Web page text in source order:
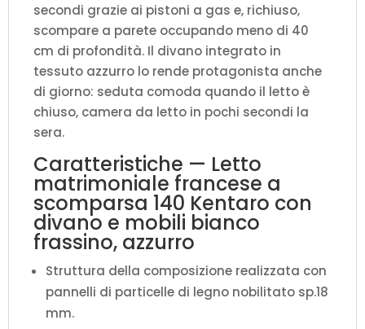
(aperto
P.215
quantità
secondi grazie ai pistoni a gas e, richiuso,
scompare a parete occupando meno di 40
cm di profondità. Il divano integrato in
tessuto azzurro lo rende protagonista anche
di giorno: seduta comoda quando il letto è
chiuso, camera da letto in pochi secondi la
sera.
Caratteristiche — Letto
matrimoniale francese a
scomparsa 140 Kentaro con
divano e mobili bianco
frassino, azzurro
Struttura della composizione realizzata con
pannelli di particelle di legno nobilitato sp.18
mm.